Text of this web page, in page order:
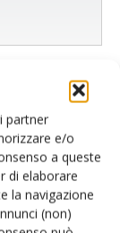
partner
e/o
a queste
di elaborare
la navigazione
(non)